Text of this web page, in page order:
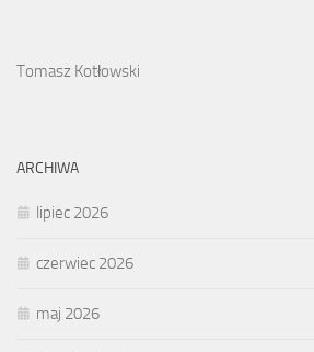
Tomasz Kotłowski
ARCHIWA
lipiec 2026
czerwiec 2026
maj 2026